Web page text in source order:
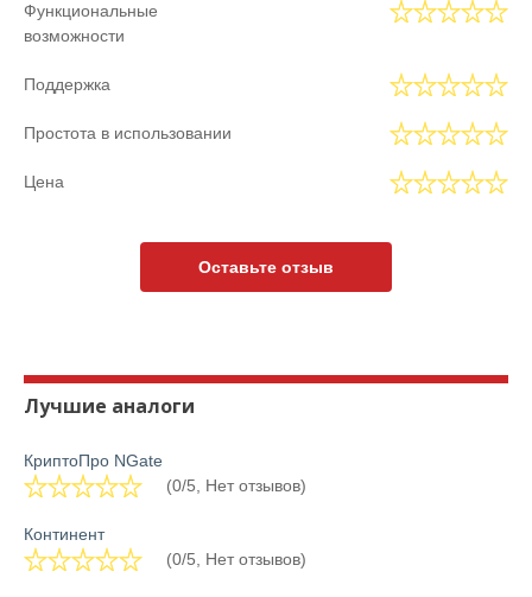
Функциональные
возможности
Поддержка
Простота в использовании
Цена
Оставьте отзыв
Лучшие аналоги
КриптоПро NGate
(0/5, Нет отзывов)
Континент
(0/5, Нет отзывов)